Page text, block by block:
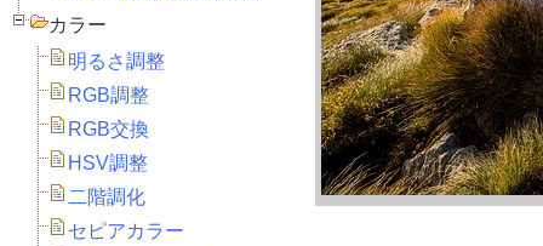
カラー
明るさ調整
RGB調整
RGB交換
HSV調整
二階調化
セピアカラー